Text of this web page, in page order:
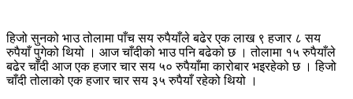
हिजो सुनको भाउ तोलामा पाँच सय रुपैयाँले बढेर एक लाख ९ हजार ८ सय
रुपैयाँ पुगेको थियो । आज चाँदीको भाउ पनि बढेको छ । तोलामा १५ रुपैयाँले
बढेर चाँदी आज एक हजार चार सय ५० रुपैयाँमा कारोबार भइरहेको छ । हिजो
चाँदी तोलाको एक हजार चार सय ३५ रुपैयाँ रहेको थियो ।